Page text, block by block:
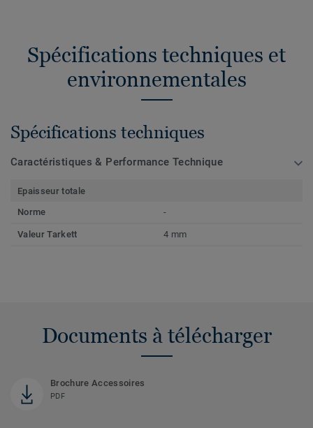
Spécifications techniques et
environnementales
Spécifications techniques
Caractéristiques & Performance Technique
Epaisseur totale
Norme
-
Valeur Tarkett 4 mm
Documents à télécharger
Brochure Accessoires
PDF